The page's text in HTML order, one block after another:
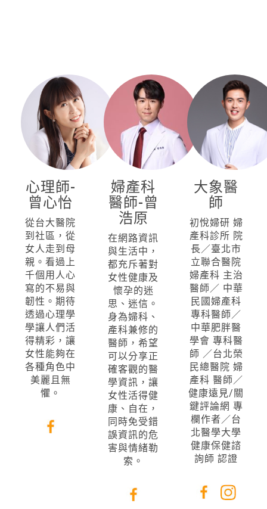
心理師-
曾心怡
從台大醫院
到社區，從
女人走到母
親。看過上
千個用人心
寫的不易與
韌性。期待
透過心理學
學讓人們活
得精彩，讓
女性能夠在
各種角色中
美麗且無
懼。
婦產科
醫師-曾
浩原
在網路資訊
與生活中，
都充斥著對
女性健康及
懷孕的迷
思、迷信。
身為婦科、
產科兼修的
醫師，希望
可以分享正
確客觀的醫
學資訊，讓
女性活得健
康、自在，
同時免受錯
誤資訊的危
害與情緒勒
索。
大象醫
師
初悅婦研 婦
產科診所 院
長／臺北市
立聯合醫院
婦產科 主治
醫師／ 中華
民國婦產科
專科醫師／
中華肥胖醫
學會 專科醫
師 ／台北榮
民總醫院 婦
產科 醫師／
健康遠見/關
鍵評論網 專
欄作者／台
北醫學大學
健康保健諮
詢師 認證